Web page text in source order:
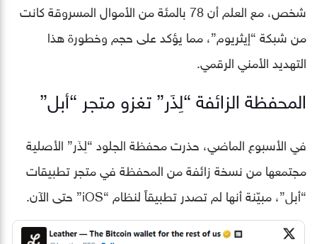
شخص، مع العلم أن 78 بالمئة من الأموال المسروقة كانت
من شبكة “إيثريوم”، مما يؤكد على حجم وخطورة هذا
التهديد الأمني الرقمي.
المحفظة الزائفة “لِذَر” تغزو متجر “أبل”
في الأسبوع الماضي، حذرت محفظة الجلود “لِذَر” الأصلية
مجتمعها من نسخة زائفة من المحفظة في متجر تطبيقات
“أبل”، مبيّنة أنها لم تصدر تطبيقاً لنظام “iOS” حتى الآن.